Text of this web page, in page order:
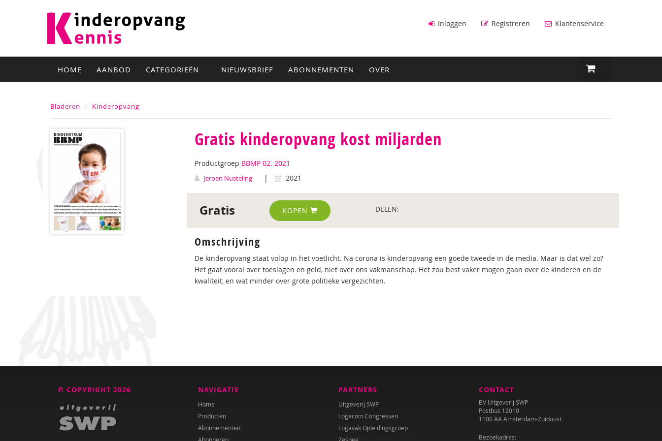
Inloggen Registreren Klantenservice
HOME AANBOD CATEGORIEËN NIEUWSBRIEF ABONNEMENTEN OVER
Bladeren Kinderopvang
Gratis kinderopvang kost miljarden
Productgroep BBMP 02. 2021
Jeroen Nusteling | 2021
Gratis KOPEN DELEN:
Omschrijving
De kinderopvang staat volop in het voetlicht. Na corona is kinderopvang een goede tweede in de media. Maar is dat wel zo?
Het gaat vooral over toeslagen en geld, niet over ons vakmanschap. Het zou best vaker mogen gaan over de kinderen en de
kwaliteit, en wat minder over grote politieke vergezichten.
© COPYRIGHT 2026 NAVIGATIE
Home
Producten
Abonnementen
PARTNERS
Uitgeverij SWP
Logacom Congressen
Logavak Opleidingsgroep
CONTACT
BV Uitgeverij SWP
Postbus 12010
1100 AA Amsterdam-Zuidoost
Bezoekadres: